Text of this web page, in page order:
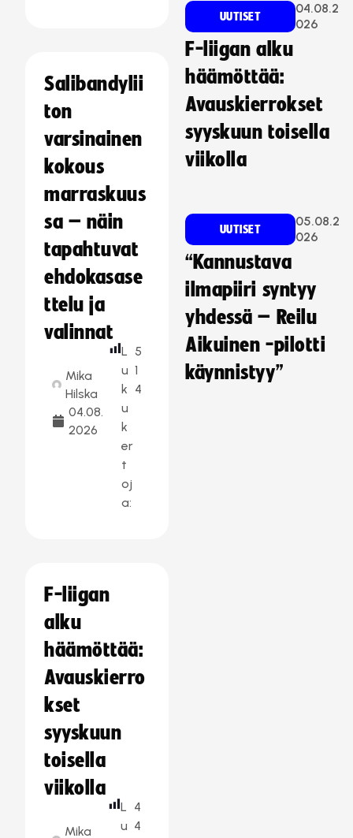
Salibandylii
ton
varsinainen
kokous
marraskuus
sa – näin
tapahtuvat
ehdokasase
ttelu ja
valinnat
Mika
Hilska
04.08.
2026
L
u
k
u
k
er
t
oj
a:
5
1
4
F-liigan
alku
häämöttää:
Avauskierro
kset
syyskuun
toisella
viikolla
Mika
L
u
4
4
UUTISET
04.08.2
026
F-liigan alku
häämöttää:
Avauskierrokset
syyskuun toisella
viikolla
UUTISET
05.08.2
026
“Kannustava
ilmapiiri syntyy
yhdessä – Reilu
Aikuinen -pilotti
käynnistyy”